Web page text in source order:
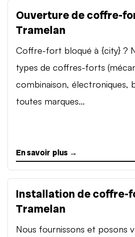
Ouverture de coffre-
Tramelan
Coffre-fort bloqué à {city} ?
types de coffres-forts
combinaison, électroniques,
toutes marques...
En savoir plus →
Installation de coffre-
Tramelan
Nous fournissons et